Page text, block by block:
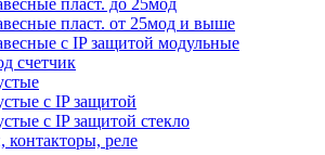
пласт. до 25мод
пласт. от 25мод и выше
с IP защитой модульные
счетчик
с IP защитой
с IP защитой стекло
контакторы, реле